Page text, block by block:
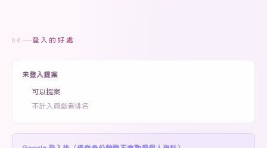
06 登入的好處
未登入提案
可以提案
不計入貢獻者排名